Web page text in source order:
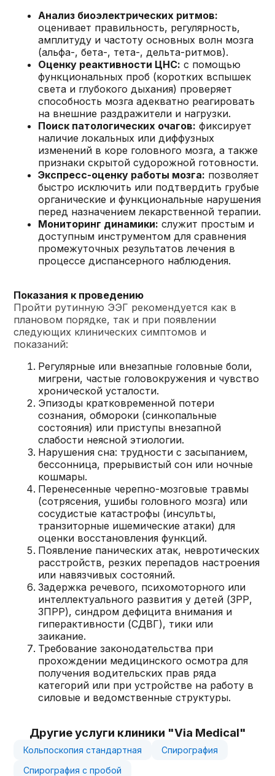
Анализ биоэлектрических ритмов:
оценивает правильность, регулярность,
амплитуду и частоту основных волн мозга
(альфа-, бета-, тета-, дельта-ритмов).
Оценку реактивности ЦНС: с помощью
функциональных проб (коротких вспышек
света и глубокого дыхания) проверяет
способность мозга адекватно реагировать
на внешние раздражители и нагрузки.
Поиск патологических очагов: фиксирует
наличие локальных или диффузных
изменений в коре головного мозга, а также
признаки скрытой судорожной готовности.
Экспресс-оценку работы мозга: позволяет
быстро исключить или подтвердить грубые
органические и функциональные нарушения
перед назначением лекарственной терапии.
Мониторинг динамики: служит простым и
доступным инструментом для сравнения
промежуточных результатов лечения в
процессе диспансерного наблюдения.
Показания к проведению
Пройти рутинную ЭЭГ рекомендуется как в
плановом порядке, так и при появлении
следующих клинических симптомов и
показаний:
Регулярные или внезапные головные боли,
мигрени, частые головокружения и чувство
хронической усталости.
Эпизоды кратковременной потери
сознания, обмороки (синкопальные
состояния) или приступы внезапной
слабости неясной этиологии.
Нарушения сна: трудности с засыпанием,
бессонница, прерывистый сон или ночные
кошмары.
Перенесенные черепно-мозговые травмы
(сотрясения, ушибы головного мозга) или
сосудистые катастрофы (инсульты,
транзиторные ишемические атаки) для
оценки восстановления функций.
Появление панических атак, невротических
расстройств, резких перепадов настроения
или навязчивых состояний.
Задержка речевого, психомоторного или
интеллектуального развития у детей (ЗРР,
ЗПРР), синдром дефицита внимания и
гиперактивности (СДВГ), тики или
заикание.
Требование законодательства при
прохождении медицинского осмотра для
получения водительских прав ряда
категорий или при устройстве на работу в
силовые и ведомственные структуры.
Другие услуги клиники "Via Medical"
Кольпоскопия стандартная
Спирография
Спирография с пробой